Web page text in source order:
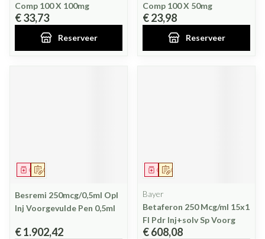
Comp 100 X 100mg
€ 33,73
Reserveer
Comp 100 X 50mg
€ 23,98
Reserveer
Op voorschrift
Geneesmiddel
Besremi 250mcg/0,5ml Opl
Inj Voorgevulde Pen 0,5ml
€ 1.902,42
Op voorschrift
Geneesmiddel
Bayer
Betaferon 250 Mcg/ml 15x1
Fl Pdr Inj+solv Sp Voorg
€ 608,08